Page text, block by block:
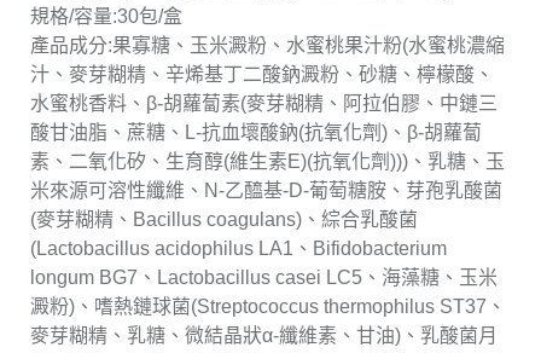
規格/容量:30包/盒
產品成分:果寡糖、玉米澱粉、水蜜桃果汁粉(水蜜桃濃縮
汁、麥芽糊精、辛烯基丁二酸鈉澱粉、砂糖、檸檬酸、
水蜜桃香料、β-胡蘿蔔素(麥芽糊精、阿拉伯膠、中鏈三
酸甘油脂、蔗糖、L-抗血壞酸鈉(抗氧化劑)、β-胡蘿蔔
素、二氧化矽、生育醇(維生素E)(抗氧化劑)))、乳糖、玉
米來源可溶性纖維、N-乙醯基-D-葡萄糖胺、芽孢乳酸菌
(麥芽糊精、Bacillus coagulans)、綜合乳酸菌
(Lactobacillus acidophilus LA1、Bifidobacterium
longum BG7、Lactobacillus casei LC5、海藻糖、玉米
澱粉)、嗜熱鏈球菌(Streptococcus thermophilus ST37、
麥芽糊精、乳糖、微結晶狀α-纖維素、甘油)、乳酸菌月